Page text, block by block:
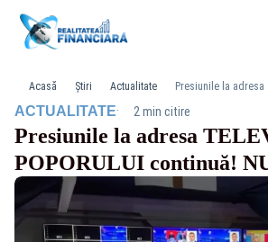
Acasă Știri Actualitate
ACTUALITATE· 2 min citire
Presiunile la adresa
POPORULUI continuă!